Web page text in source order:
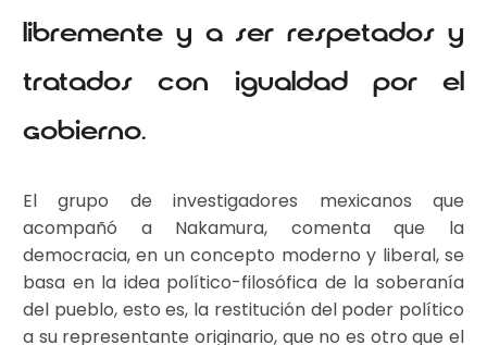
libremente y a ser respetados y
tratados con igualdad por el
Gobierno.
El grupo de investigadores mexicanos que
acompañó a Nakamura, comenta que la
democracia, en un concepto moderno y liberal, se
basa en la idea político-filosófica de la soberanía
del pueblo, esto es, la restitución del poder político
a su representante originario, que no es otro que el